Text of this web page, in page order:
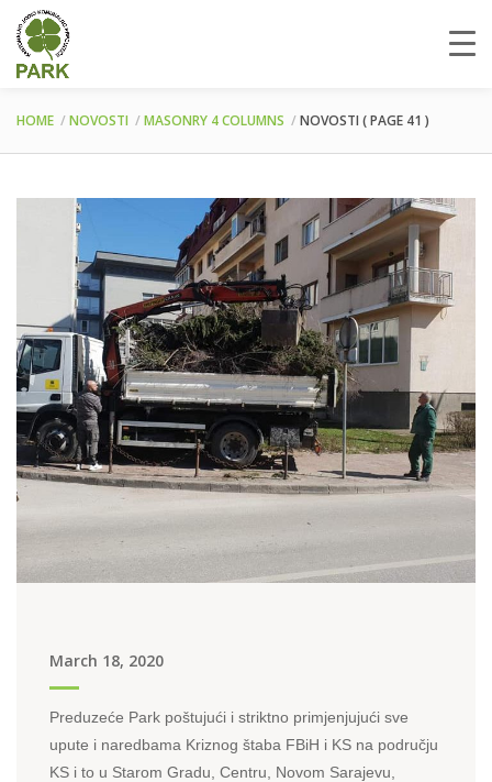
HOME NOVOSTI MASONRY 4 COLUMNS NOVOSTI ( PAGE 41 )
March 18, 2020
Preduzeće Park poštujući i striktno primjenjujući sve
upute i naredbama Kriznog štaba FBiH i KS na području
KS i to u Starom Gradu, Centru, Novom Sarajevu,